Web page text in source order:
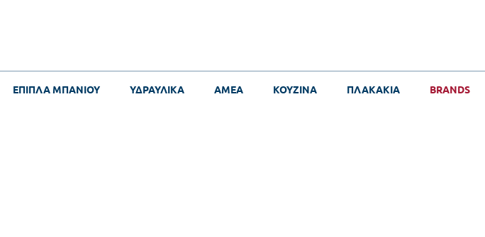
ΕΠΙΠΛΑ ΜΠΑΝΙΟΥ ΥΔΡΑΥΛΙΚΑ ΑΜΕΑ ΚΟΥΖΙΝΑ ΠΛΑΚΑΚΙΑ BRANDS